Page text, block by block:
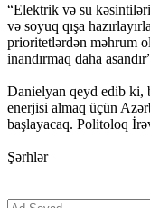
“Elektrik və su
və soyuq qışa
prioritetlərdən məhrum
inandırmaq daha
Danielyan qeyd edib ki,
enerjisi almaq üçün
başlayacaq. Politoloq
Şərhlər